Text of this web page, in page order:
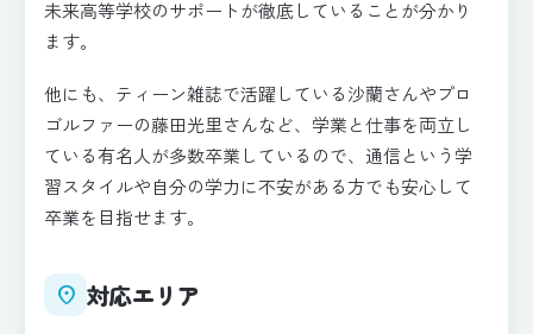
未来高等学校のサポートが徹底していることが分かり
ます。
他にも、ティーン雑誌で活躍している沙蘭さんやプロ
ゴルファーの藤田光里さんなど、学業と仕事を両立し
ている有名人が多数卒業しているので、通信という学
習スタイルや自分の学力に不安がある方でも安心して
卒業を目指せます。
place 対応エリア